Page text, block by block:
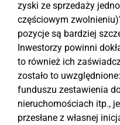
zyski ze sprzedaży
częściowym
pozycje są bardziej
Inwestorzy powinni
to również ich
zostało to
funduszu zestawienia
nieruchomościach itp.,
przesłane z własnej